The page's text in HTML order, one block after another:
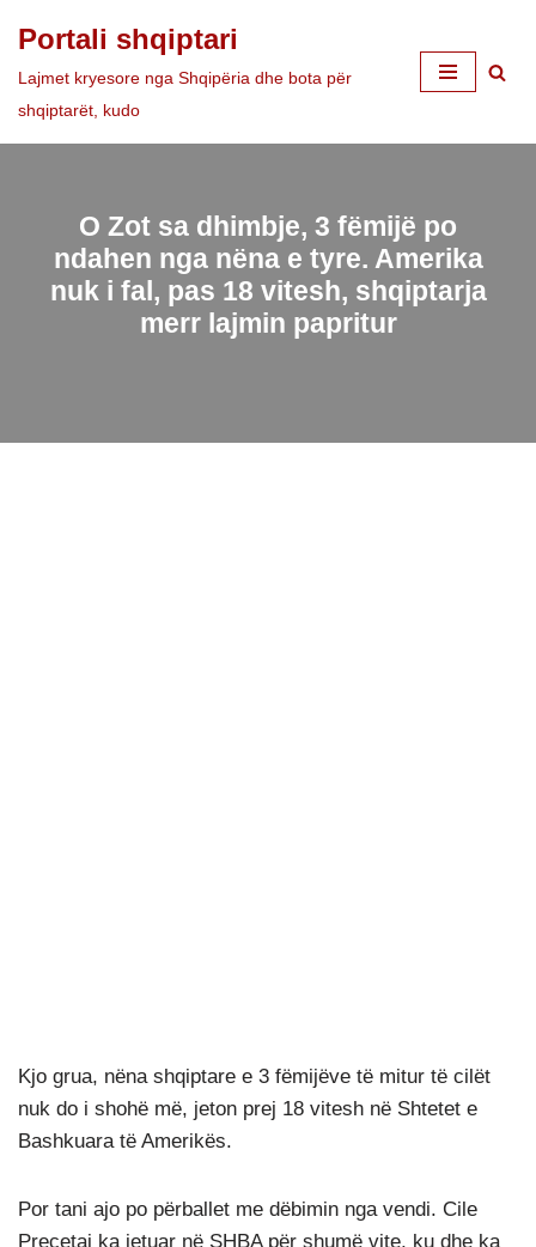
Skip
to
Portali shqiptari
Lajmet kryesore nga Shqipëria dhe bota për
shqiptarët, kudo
O Zot sa dhimbje, 3 fëmijë po
ndahen nga nëna e tyre. Amerika
nuk i fal, pas 18 vitesh, shqiptarja
merr lajmin papritur
Kjo grua, nëna shqiptare e 3 fëmijëve të mitur të cilët
nuk do i shohë më, jeton prej 18 vitesh në Shtetet e
Bashkuara të Amerikës.
Por tani ajo po përballet me dëbimin nga vendi. Cile
Precetaj ka jetuar në SHBA për shumë vite, ku dhe ka